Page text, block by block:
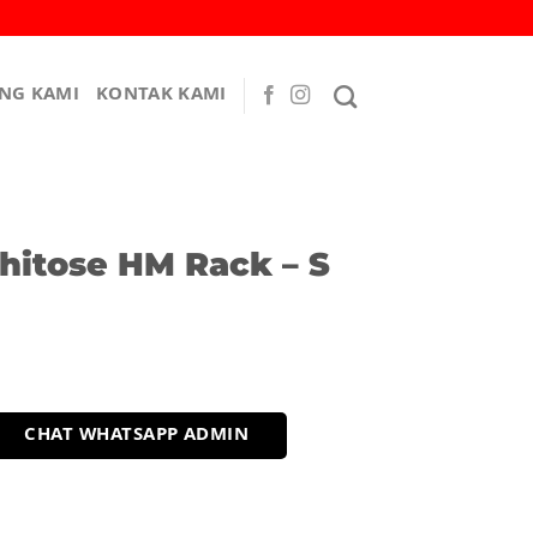
KAMI KONTAK KAMI
HM Rack – S
CHAT WHATSAPP ADMIN